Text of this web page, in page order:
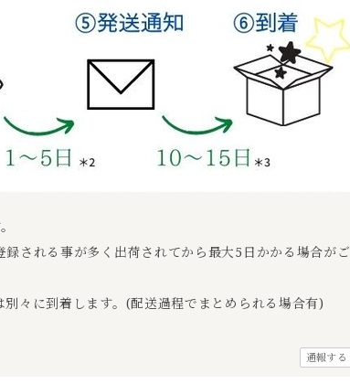
される事が多く出荷されてから最大5日かかる場合がご
々に到着します。(配送過程でまとめられる場合有)
通報する